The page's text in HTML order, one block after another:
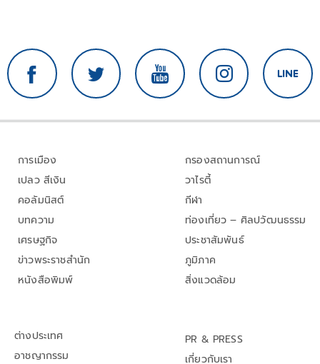
การเมือง
เปลว สีเงิน
คอลัมนิสต์
บทความ
เศรษฐกิจ
ข่าวพระราชสำนัก
หนังสือพิมพ์
กรองสถานการณ์
วาไรตี้
กีฬา
ท่องเที่ยว – ศิลปวัฒนธรรม
ประชาสัมพันธ์
ภูมิภาค
สิ่งแวดล้อม
ต่างประเทศ
อาชญากรรม
PR & PRESS
เกี่ยวกับเรา